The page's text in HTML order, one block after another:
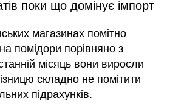
поки що домінує імпорт
магазинах помітно
помідори порівняно з
місяць вони виросли
складно не помітити
підрахунків.